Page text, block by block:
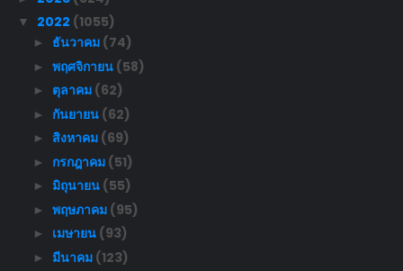
▼ 2022 (1055)
► ธันวาคม (74)
► พฤศจิกายน (58)
► ตุลาคม (62)
► กันยายน (62)
► สิงหาคม (69)
► กรกฎาคม (51)
► มิถุนายน (55)
► พฤษภาคม (95)
► เมษายน (93)
► มีนาคม (123)